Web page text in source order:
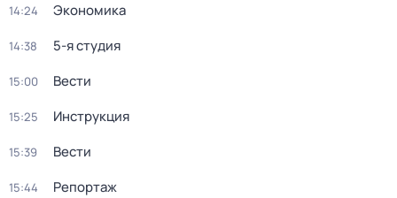
14:24 Экономика
14:38 5-я студия
15:00 Вести
15:25 Инструкция
15:39 Вести
15:44 Репортаж